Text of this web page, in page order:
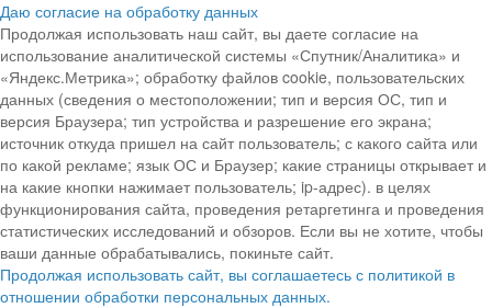
Даю согласие на обработку данных
Продолжая использовать наш сайт, вы даете согласие на
использование аналитической системы «Спутник/Аналитика» и
«Яндекс.Метрика»; обработку файлов cookie, пользовательских
данных (сведения о местоположении; тип и версия ОС, тип и
версия Браузера; тип устройства и разрешение его экрана;
источник откуда пришел на сайт пользователь; с какого сайта или
по какой рекламе; язык ОС и Браузер; какие страницы открывает и
на какие кнопки нажимает пользователь; ip-адрес). в целях
функционирования сайта, проведения ретаргетинга и проведения
статистических исследований и обзоров. Если вы не хотите, чтобы
ваши данные обрабатывались, покиньте сайт.
Продолжая использовать сайт, вы соглашаетесь с политикой в
отношении обработки персональных данных.